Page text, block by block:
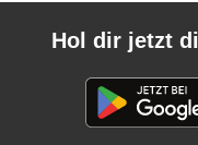
Hol dir jetzt